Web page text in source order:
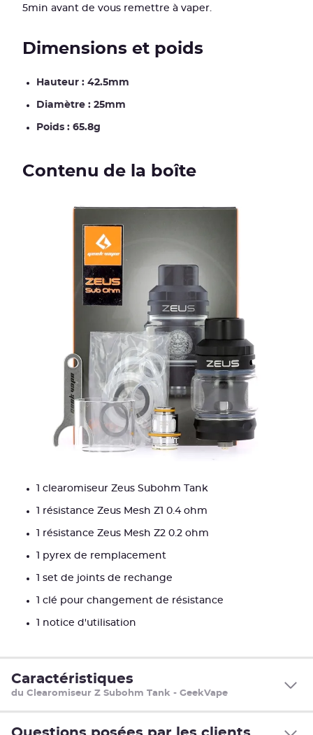
5min avant de vous remettre à vaper.
Dimensions et poids
Hauteur : 42.5mm
Diamètre : 25mm
Poids : 65.8g
Contenu de la boîte
1 clearomiseur Zeus Subohm Tank
1 résistance Zeus Mesh Z1 0.4 ohm
1 résistance Zeus Mesh Z2 0.2 ohm
1 pyrex de remplacement
1 set de joints de rechange
1 clé pour changement de résistance
1 notice d'utilisation
Caractéristiques
du Clearomiseur Z Subohm Tank - GeekVape